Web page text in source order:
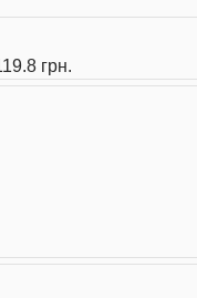
грн.